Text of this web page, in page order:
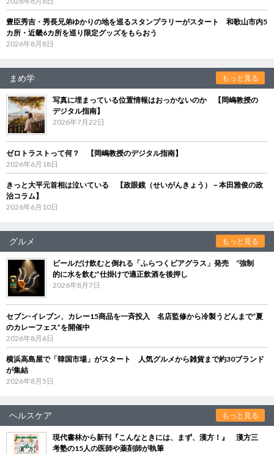
豊臣秀吉・秀長兄弟ゆかりの地を巡るスタンプラリーがスタート 和歌山市内5
カ所・近畿6カ所を巡り限定グッズをもらおう
2026年8月8日
まめ学 もっと見る
写真に埋まっている位置情報はおっかないのか 【岡嶋教授の
デジタル指南】
2026年7月22日
ゼロトラストって何？ 【岡嶋教授のデジタル指南】
2026年6月18日
きっと大平元首相は泣いている 【政眼鏡（せいがんきょう）－本田雅俊の政
治コラム】
2026年6月10日
グルメ もっと見る
ビールだけ飲むと倒れる「ふらつくビアグラス」発売 “強制
的に水を飲む”仕掛けで適正飲酒を後押し
2026年8月7日
セブン‐イレブン、カレー15商品を一斉投入 名店監修から冷製うどんまで“夏
のカレーフェス”を開催中
2026年8月6日
横浜高島屋で「韓国市場」がスタート 人気グルメから雑貨まで約30ブランド
が集結
2026年8月5日
ヘルスケア もっと見る
現代書林から新刊『こんなときには、まず、漢方！』 漢方三
考塾の15人の医師や薬剤師が執筆